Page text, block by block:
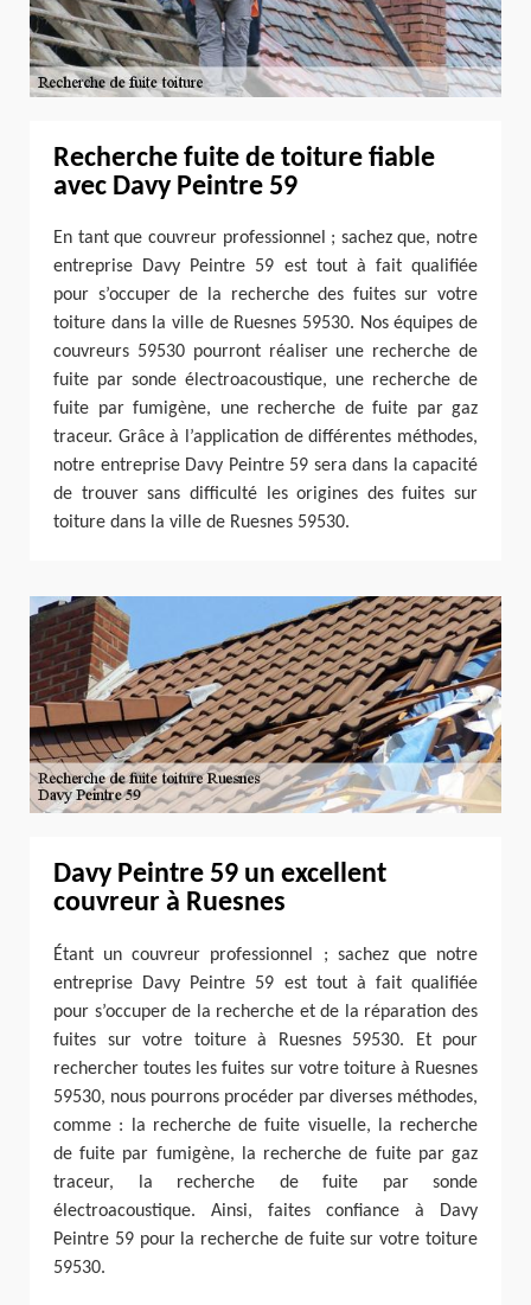
Recherche fuite de toiture fiable
avec Davy Peintre 59
En tant que couvreur professionnel ; sachez que, notre
entreprise Davy Peintre 59 est tout à fait qualifiée
pour s’occuper de la recherche des fuites sur votre
toiture dans la ville de Ruesnes 59530. Nos équipes de
couvreurs 59530 pourront réaliser une recherche de
fuite par sonde électroacoustique, une recherche de
fuite par fumigène, une recherche de fuite par gaz
traceur. Grâce à l’application de différentes méthodes,
notre entreprise Davy Peintre 59 sera dans la capacité
de trouver sans difficulté les origines des fuites sur
toiture dans la ville de Ruesnes 59530.
Davy Peintre 59 un excellent
couvreur à Ruesnes
Étant un couvreur professionnel ; sachez que notre
entreprise Davy Peintre 59 est tout à fait qualifiée
pour s’occuper de la recherche et de la réparation des
fuites sur votre toiture à Ruesnes 59530. Et pour
rechercher toutes les fuites sur votre toiture à Ruesnes
59530, nous pourrons procéder par diverses méthodes,
comme : la recherche de fuite visuelle, la recherche
de fuite par fumigène, la recherche de fuite par gaz
traceur, la recherche de fuite par sonde
électroacoustique. Ainsi, faites confiance à Davy
Peintre 59 pour la recherche de fuite sur votre toiture
59530.